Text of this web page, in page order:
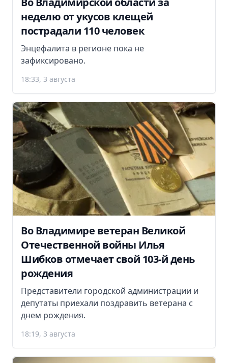
неделю от укусов клещей
пострадали 110 человек
Энцефалита в регионе пока не
зафиксировано.
18:33, 3 августа
Во Владимире ветеран Великой
Отечественной войны Илья
Шибков отмечает свой 103-й день
рождения
Представители городской администрации и
депутаты приехали поздравить ветерана с
днем рождения.
18:19, 3 августа